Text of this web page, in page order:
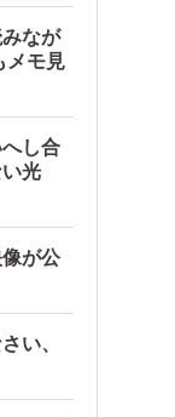
なが
メモ見
し合
光
が公
い、